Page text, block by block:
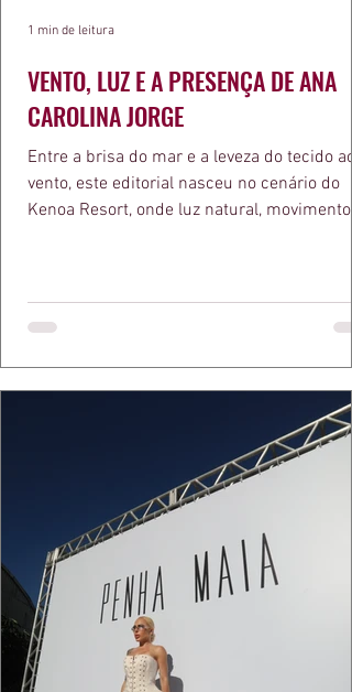
VENTO, LUZ E A PRESENÇA DE ANA
CAROLINA JORGE
Entre a brisa do mar e a leveza do tecido ao
vento, este editorial nasceu no cenário do
Kenoa Resort, onde luz natural, movimento e
bolsa da Malu Pires, em uma composição
algo de intemporal em vestir o vento e
que ele conduza a cena. Cada dobra do
cada reflexo dourado da luz sobre a pe
1 min de leitura